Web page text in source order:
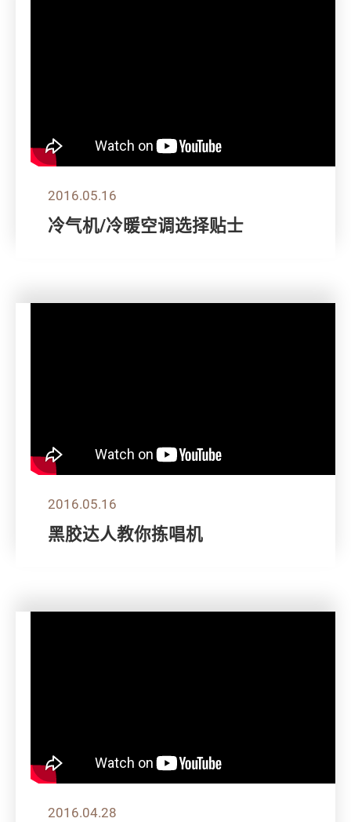
2016.05.16
冷气机/冷暖空调选择贴士
2016.05.16
黑胶达人教你拣唱机
2016.04.28